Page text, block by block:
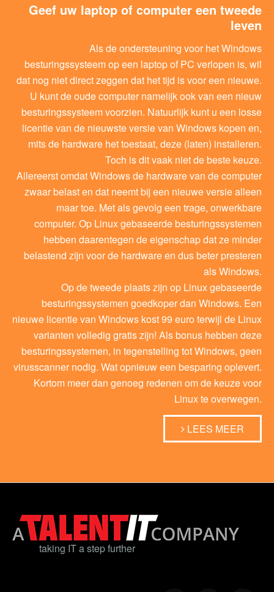
Geef uw laptop of computer een tweede
leven
Als de ondersteuning voor het Windows
besturingssysteem op een laptop of PC verlopen is, wil
dat nog niet direct zeggen dat het tijd is voor een nieuwe.
U kunt de oude computer namelijk ook van een nieuw
besturingssysteem voorzien. Natuurlijk kunt u een losse
licentie van de nieuwste versie van Windows kopen en,
mits de hardware het toestaat, deze (laten) installeren.
Toch is dit vaak niet de beste keuze.
Allereerst omdat Windows de hardware van de computer
zwaar belast en dat neemt bij een nieuwe versie alleen
maar toe. Met als gevolg een trage, onwerkbare
computer. Op Linux gebaseerde besturingssystemen
hebben daarentegen de eigenschap dat ze minder
belastend zijn voor de hardware en dus beter presteren
als Windows.
Op de tweede plaats zijn op Linux gebaseerde
besturingssystemen goedkoper dan Windows. Een
nieuwe licentie van Windows kost 99 euro terwijl de Linux
varianten volledig gratis zijn! Als bonus hebben deze
besturingssystemen, in tegenstelling tot Windows, geen
virusscanner nodig. Wat opnieuw een besparing oplevert.
Kortom meer dan genoeg redenen om de keuze voor
Linux te overwegen.
LEES MEER
taking IT a step further